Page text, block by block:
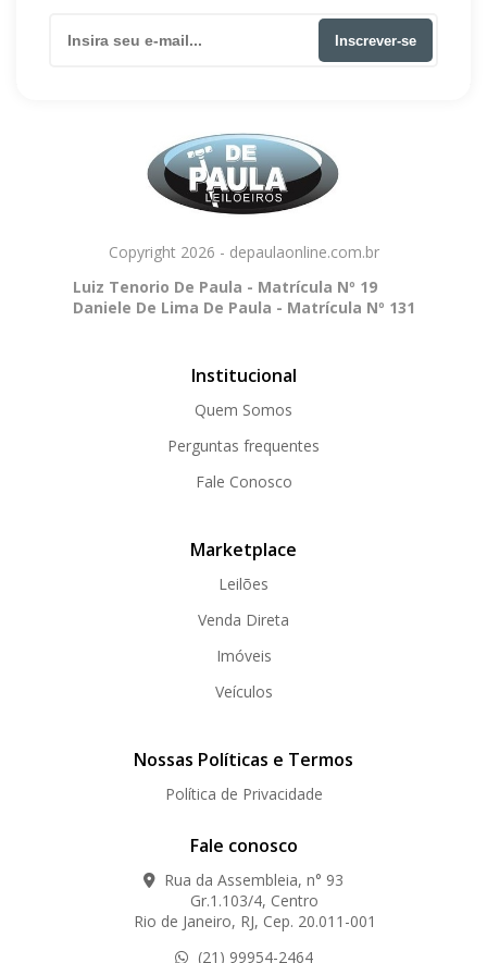
Inscrever-se
Copyright 2026 - depaulaonline.com.br
Luiz Tenorio De Paula - Matrícula Nº 19
Daniele De Lima De Paula - Matrícula Nº 131
Institucional
Quem Somos
Perguntas frequentes
Fale Conosco
Marketplace
Leilões
Venda Direta
Imóveis
Veículos
Nossas Políticas e Termos
Política de Privacidade
Fale conosco
Rua da Assembleia, n° 93
Gr.1.103/4, Centro
Rio de Janeiro, RJ, Cep. 20.011-001
(21) 99954-2464